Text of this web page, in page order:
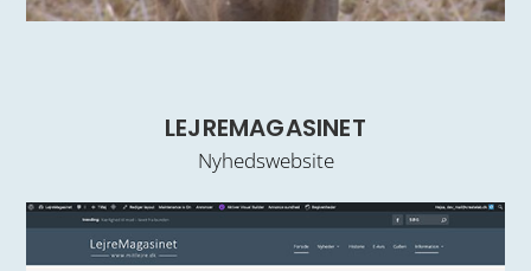
LEJREMAGASINET
Nyhedswebsite